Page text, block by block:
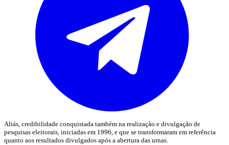
Aliás, credibilidade conquistada também na realização e divulgação de
pesquisas eleitorais, iniciadas em 1996, e que se transformaram em referência
quanto aos resultados divulgados após a abertura das urnas.